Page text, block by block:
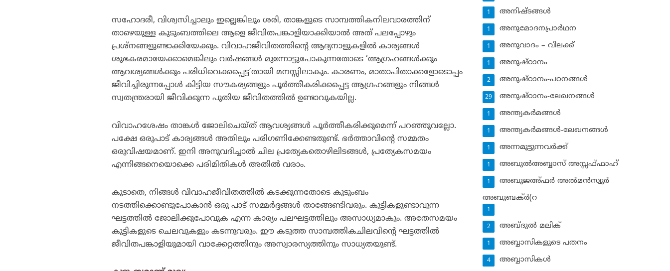
സഹോദരീ, വിശ്വസിച്ചാലും ഇല്ലെങ്കിലും ശരി, താങ്കളുടെ സാമ്പത്തികനിലവാരത്തിന്
താഴെയുള്ള കുടുംബത്തിലെ ആളെ ജീവിതപങ്കാളിയാക്കിയാല്‍ അത് പലപ്പോഴും
പ്രശ്‌നങ്ങളുണ്ടാക്കിയേക്കും. വിവാഹജീവിതത്തിന്റെ ആദ്യനാളുകളില്‍ കാര്യങ്ങള്‍
ശുഭകരമായേക്കാമെങ്കിലും വര്‍ഷങ്ങള്‍ മുന്നോട്ടുപോകുന്നതോടെ ‘ആഗ്രഹങ്ങള്‍ക്കും
ആവശ്യങ്ങള്‍ക്കും പരിധിവെക്കപ്പെട്ട’തായി മനസ്സിലാകും. കാരണം, മാതാപിതാക്കളോടൊപ്പം
ജീവിച്ചിരുന്നപ്പോള്‍ കിട്ടിയ സൗകര്യങ്ങളും പൂര്‍ത്തീകരിക്കപ്പെട്ട ആഗ്രഹങ്ങളും നിങ്ങള്‍
സ്വതന്ത്രരായി ജീവിക്കുന്ന പുതിയ ജീവിതത്തില്‍ ഉണ്ടാവുകയില്ല.
വിവാഹശേഷം താങ്കള്‍ ജോലിചെയ്ത് ആവശ്യങ്ങള്‍ പൂര്‍ത്തീകരിക്കുമെന്ന് പറഞ്ഞുവല്ലോ.
പക്ഷേ ഒരുപാട് കാര്യങ്ങള്‍ അതിലും പരിഗണിക്കേണ്ടതുണ്ട്. ഭര്‍ത്താവിന്റെ സമ്മതം
ഒരുവിഷയമാണ്. ഇനി അനുവദിച്ചാല്‍ ചില പ്രത്യേകതൊഴിലിടങ്ങള്‍, പ്രത്യേകസമയം
എന്നിങ്ങനെയൊക്കെ പരിമിതികള്‍ അതില്‍ വരാം.
കൂടാതെ, നിങ്ങള്‍ വിവാഹജീവിതത്തില്‍ കടക്കുന്നതോടെ കുടുംബം
നടത്തിക്കൊണ്ടുപോകാന്‍ ഒരു പാട് സമ്മര്‍ദ്ദങ്ങള്‍ താങ്ങേണ്ടിവരും. കുട്ടികളുണ്ടാവുന്ന
ഘട്ടത്തില്‍ ജോലിക്കുപോവുക എന്ന കാര്യം പലഘട്ടത്തിലും അസാധ്യമാകും. അതേസമയം
കുട്ടികളുടെ ചെലവുകളും കടന്നുവരും. ഈ കടുത്ത സാമ്പത്തികചിലവിന്റെ ഘട്ടത്തില്‍
ജീവിതപങ്കാളിയുമായി വാക്കേറ്റത്തിനും അസ്വാരസ്യത്തിനും സാധ്യതയുണ്ട്.
അനിഷ്ടങ്ങള്‍
1
അനുമോദനപ്രാര്‍ഥന
1
അനുവാദം – വിലക്ക്‌
1
അനുഷ്ഠാനം
1
അനുഷ്ഠാനം-പഠനങ്ങള്‍
2
അനുഷ്ഠാനം-ലേഖനങ്ങള്‍
29
അന്ത്യകര്‍മങ്ങള്‍
1
അന്ത്യകര്‍മങ്ങള്‍-ലേഖനങ്ങള്‍
1
അന്നമൂട്ടുന്നവര്‍ക്ക്
1
അബുല്‍അബ്ബാസ് അസ്സഫ്ഫാഹ്‌
1
അബൂജഅ്ഫര്‍ അല്‍മന്‍സ്വൂര്‍
1
അബൂബക്ര്‍(റ
1
അബ്ദുല്‍ മലിക്‌
2
അബ്ബാസികളുടെ പതനം
1
അബ്ബാസികള്‍
4